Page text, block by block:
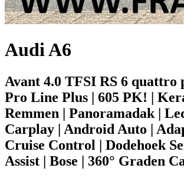
Audi A6
Avant 4.0 TFSI RS 6 quattro
Pro Line Plus | 605 PK! |
Remmen | Panoramadak |
Carplay | Android Auto |
Cruise Control | Dodehoek
Assist | Bose | 360° Graden